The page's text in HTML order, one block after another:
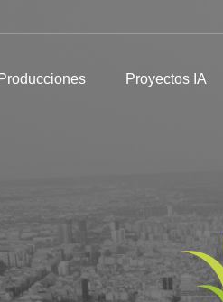
Producciones Proyectos IA